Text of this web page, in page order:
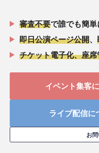
審査不要で誰でも簡単
即日公演ページ公開
チケット電子化、座
イベント集客
ライブ配信に
お